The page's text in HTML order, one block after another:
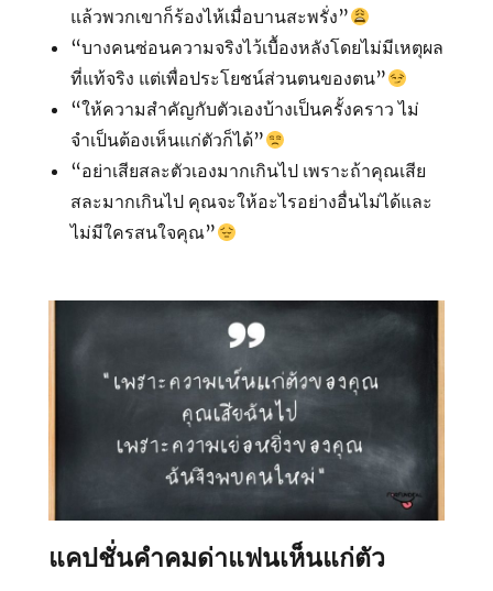
แล้วพวกเขาก็ร้องไห้เมื่อบานสะพรั่ง”
“บางคนซ่อนความจริงไว้เบื้องหลังโดยไม่มีเหตุผล
ที่แท้จริง แต่เพื่อประโยชน์ส่วนตนของตน”
“ให้ความสำคัญกับตัวเองบ้างเป็นครั้งคราว ไม่
จำเป็นต้องเห็นแก่ตัวก็ได้”
“อย่าเสียสละตัวเองมากเกินไป เพราะถ้าคุณเสีย
สละมากเกินไป คุณจะให้อะไรอย่างอื่นไม่ได้และ
ไม่มีใครสนใจคุณ”
แคปชั่นคำคมด่าแฟนเห็นแก่ตัว